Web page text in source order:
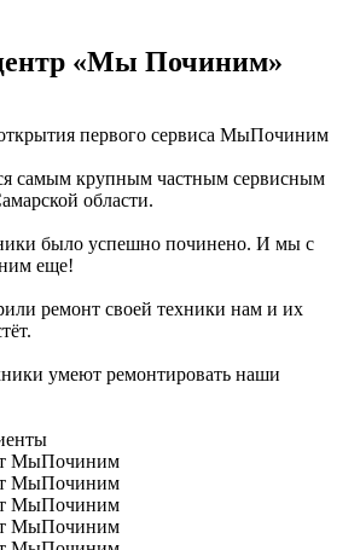
«Мы Починим»
первого сервиса МыПочиним
самым крупным частным сервисным
области.
было успешно починено. И мы с
еще!
ремонт своей техники нам и их
умеют ремонтировать наши